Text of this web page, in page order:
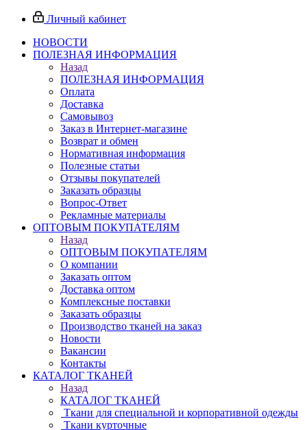
Личный кабинет
НОВОСТИ
ПОЛЕЗНАЯ ИНФОРМАЦИЯ
Назад
ПОЛЕЗНАЯ ИНФОРМАЦИЯ
Оплата
Доставка
Самовывоз
Заказ в Интернет-магазине
Возврат и обмен
Нормативная информация
Полезные статьи
Отзывы покупателей
Заказать образцы
Вопрос-Ответ
Рекламные материалы
ОПТОВЫМ ПОКУПАТЕЛЯМ
Назад
ОПТОВЫМ ПОКУПАТЕЛЯМ
О компании
Заказать оптом
Доставка оптом
Комплексные поставки
Заказать образцы
Производство тканей на заказ
Новости
Вакансии
Контакты
КАТАЛОГ ТКАНЕЙ
Назад
КАТАЛОГ ТКАНЕЙ
Ткани для специальной и корпоративной одежды
Ткани курточные